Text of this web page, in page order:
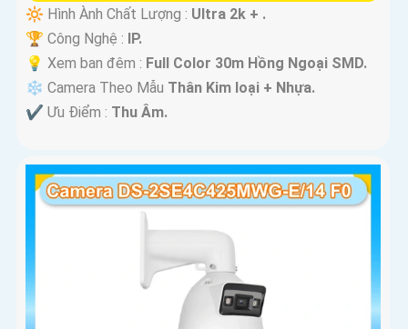
🔆 Hình Ành Chất Lượng : Ultra 2k + .
🏆 Công Nghệ : IP.
💡 Xem ban đêm : Full Color 30m Hồng Ngoại SMD.
❄ Camera Theo Mẫu Thân Kim loại + Nhựa.
️✔️ Ưu Điểm : Thu Âm.